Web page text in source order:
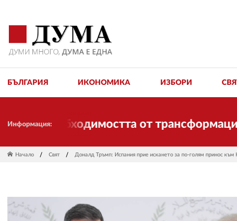
БЪЛГАРИЯ ИКОНОМИКА ИЗБОРИ
Информация: от трансформации. И
Начало Свят Доналд Тръмп: Испания прие искането за по-голям принос